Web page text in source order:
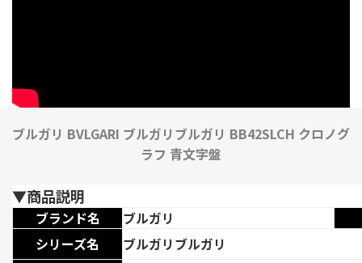
ブルガリ BVLGARI ブルガリブルガリ BB42SLCH クロノグ
ラフ 青文字盤
▼商品説明
ブランド名
ブルガリ
シリーズ名
ブルガリブルガリ